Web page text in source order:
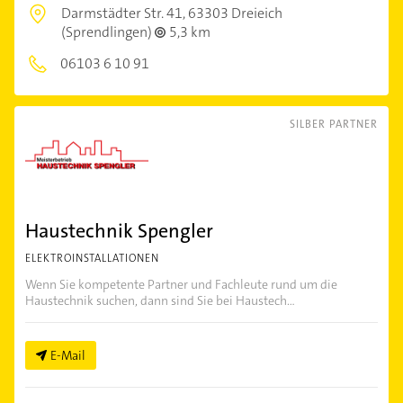
Darmstädter Str. 41,63303 Dreieich
(Sprendlingen)
5,3 km
06103 6 10 91
SILBER PARTNER
Haustechnik Spengler
ELEKTROINSTALLATIONEN
Wenn Sie kompetente Partner und Fachleute rund um die
Haustechnik suchen, dann sind Sie bei Haustech...
E-Mail